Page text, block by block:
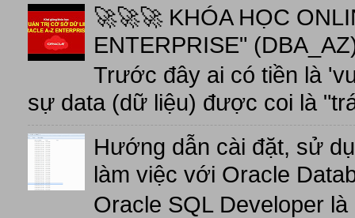
🚀🚀🚀 KHÓA HỌC
ENTERPRISE"
Trước đây ai có tiền là
sự data (dữ liệu) được coi là
Hướng dẫn cài đặt, sử
làm việc với Oracle
Oracle SQL Developer